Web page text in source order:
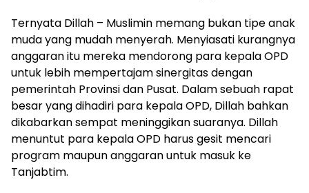
Ternyata Dillah – Muslimin memang bukan tipe anak
muda yang mudah menyerah. Menyiasati kurangnya
anggaran itu mereka mendorong para kepala OPD
untuk lebih mempertajam sinergitas dengan
pemerintah Provinsi dan Pusat. Dalam sebuah rapat
besar yang dihadiri para kepala OPD, Dillah bahkan
dikabarkan sempat meninggikan suaranya. Dillah
menuntut para kepala OPD harus gesit mencari
program maupun anggaran untuk masuk ke
Tanjabtim.